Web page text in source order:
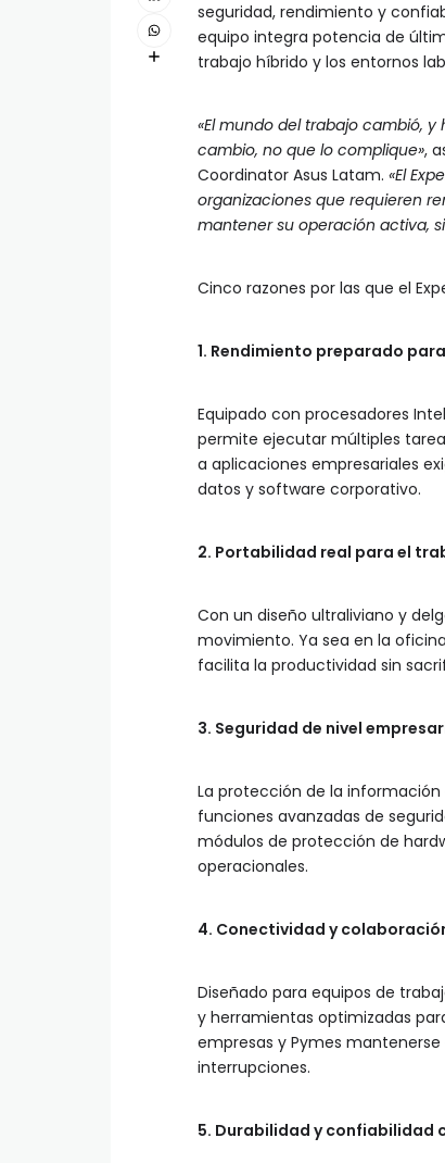
seguridad, rendimiento y
equipo integra potencia de
trabajo híbrido y los entornos
«El mundo del trabajo cambió,
cambio, no que lo complique»,
Coordinator Asus Latam. «El
organizaciones que requieren
mantener su operación activa,
Cinco razones por las que el
1. Rendimiento preparado
Equipado con procesadores
permite ejecutar múltiples
a aplicaciones empresariales
datos y software corporativo.
2. Portabilidad real para el
Con un diseño ultraliviano y
movimiento. Ya sea en la
facilita la productividad sin
3. Seguridad de nivel
La protección de la información
funciones avanzadas de
módulos de protección de
operacionales.
4. Conectividad y
Diseñado para equipos de
y herramientas optimizadas
empresas y Pymes
interrupciones.
5. Durabilidad y confiabilidad